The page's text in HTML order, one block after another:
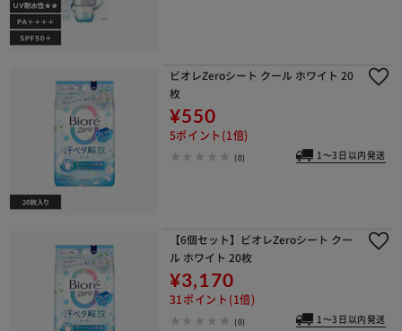
ビオレZeroシート クール ホワイト 20
枚
¥550
5ポイント(1倍)
(0) 1～3日以内発送
【6個セット】ビオレZeroシート クー
ル ホワイト 20枚
¥3,170
31ポイント(1倍)
(0) 1～3日以内発送